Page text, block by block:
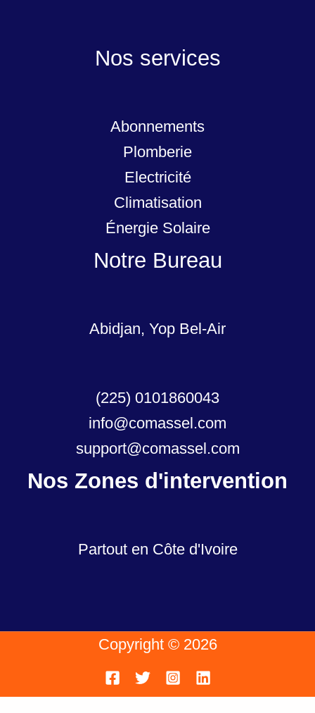
Nos services
Abonnements
Plomberie
Electricité
Climatisation
Énergie Solaire
Notre Bureau
Abidjan, Yop Bel-Air
(225) 0101860043
info@comassel.com
support@comassel.com
Nos Zones d'intervention
Partout en Côte d'Ivoire
Copyright © 2026